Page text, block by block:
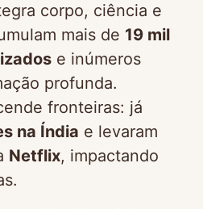
corpo, ciência e
mais de 19 mil
e inúmeros
profunda.
fronteiras: já
na Índia e levaram
Netflix, impactando